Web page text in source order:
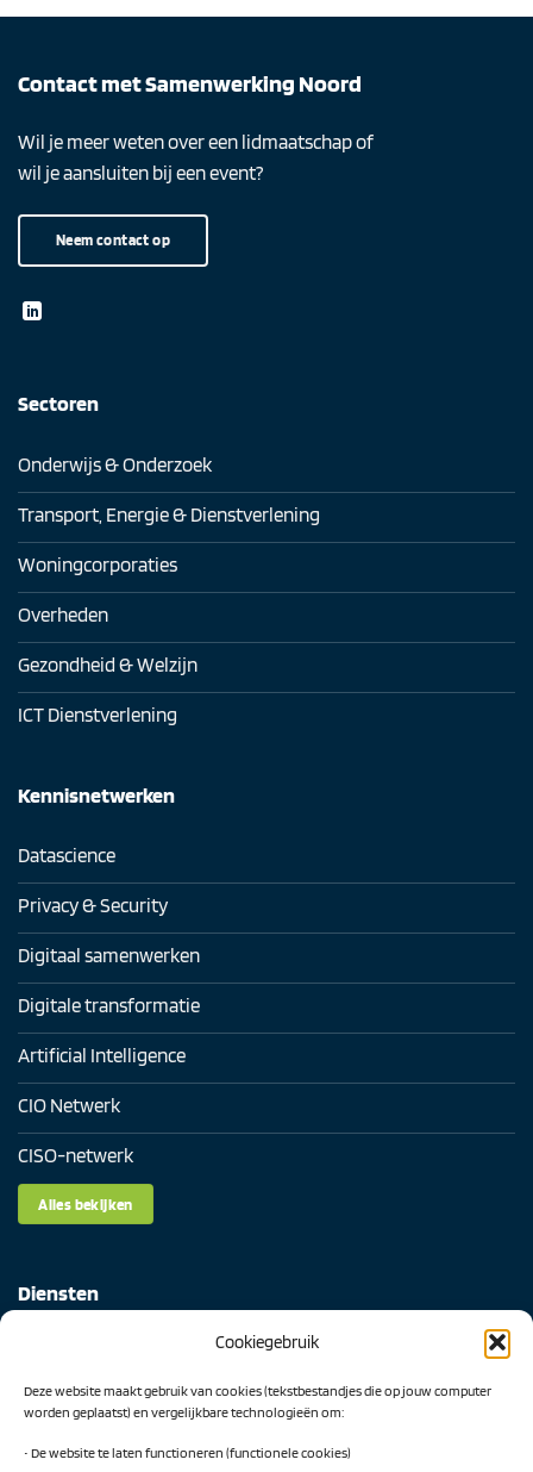
Cookiegebruik
Deze website maakt gebruik van cookies (tekstbestandjes die op jouw computer
worden geplaatst) en vergelijkbare technologieën om:
• De website te laten functioneren (functionele cookies)
Contact met Samenwerking Noord
Wil je meer weten over een lidmaatschap of
wil je aansluiten bij een event?
Neem contact op
Sectoren
Onderwijs & Onderzoek
Transport, Energie & Dienstverlening
Woningcorporaties
Overheden
Gezondheid & Welzijn
ICT Dienstverlening
Kennisnetwerken
Datascience
Privacy & Security
Digitaal samenwerken
Digitale transformatie
Artificial Intelligence
CIO Netwerk
CISO-netwerk
Alles bekijken
Diensten
AI Readiness Scan
Traineeship SN Data & AI